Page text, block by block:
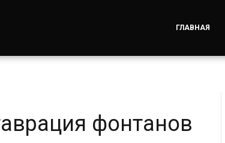
ГЛАВНАЯ
фонтанов